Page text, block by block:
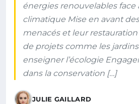
énergies renouvelables face
climatique Mise en avant
menacés et leur
de projets comme les
enseigner l’écologie
dans la conservation […]
JULIE GAILLARD